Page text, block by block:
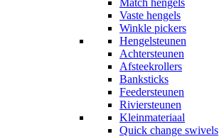
Match hengels
Vaste hengels
Winkle pickers
Hengelsteunen
Achtersteunen
Afsteekrollers
Banksticks
Feedersteunen
Riviersteunen
Kleinmateriaal
Quick change swivels